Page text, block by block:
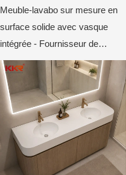
Meuble-lavabo sur mesure en
surface solide avec vasque
intégrée - Fournisseur de
meubles-lavabos pour hôtels de
luxe